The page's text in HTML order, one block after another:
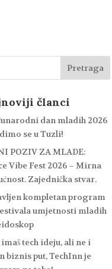
članci
dan mladih 2026
se u Tuzli!
POZIV ZA MLADE:
Vibe Fest 2026 – Mirna
Zajednička stvar.
kompletan program
umjetnosti mladih
tech ideju, ali ne i
biznis put, TechInn je